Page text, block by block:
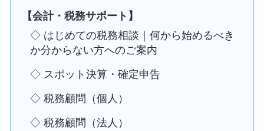
【会計・税務サポート】
◇ はじめての税務相談｜何から始めるべき
か分からない方へのご案内
◇ スポット決算・確定申告
◇ 税務顧問（個人）
◇ 税務顧問（法人）